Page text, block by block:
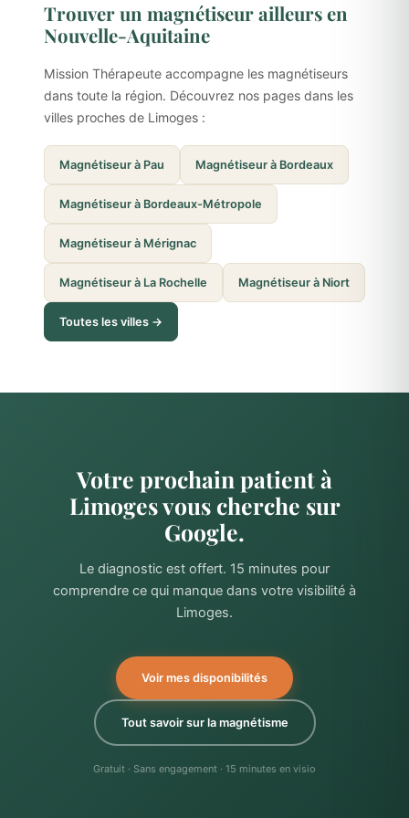
Trouver un magnétiseur ailleurs en
Nouvelle-Aquitaine
Mission Thérapeute accompagne les magnétiseurs
dans toute la région. Découvrez nos pages dans les
villes proches de Limoges :
Magnétiseur à Pau Magnétiseur à Bordeaux
Magnétiseur à Bordeaux-Métropole
Magnétiseur à Mérignac
Magnétiseur à La Rochelle Magnétiseur à Niort
Toutes les villes →
Votre prochain patient à
Limoges vous cherche sur
Google.
Le diagnostic est offert. 15 minutes pour
comprendre ce qui manque dans votre visibilité à
Limoges.
Voir mes disponibilités
Tout savoir sur la magnétisme
Gratuit · Sans engagement · 15 minutes en visio